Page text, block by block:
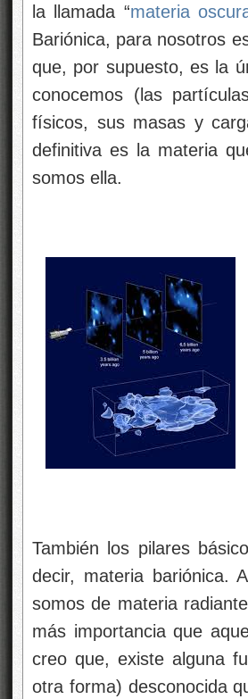
la llamada “materia
Bariónica, para nosotros
que, por supuesto, es la
conocemos (las
físicos, sus masas y
definitiva es la materia
somos ella.
También los pilares
decir, materia bariónica.
somos de materia
más importancia que
creo que, existe alguna
otra forma) desconocida